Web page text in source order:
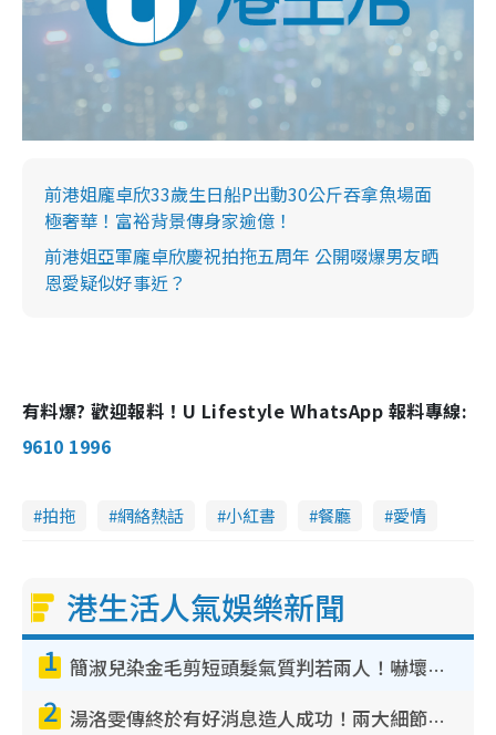
前港姐龐卓欣33歲生日船P出動30公斤吞拿魚場面
極奢華！富裕背景傳身家逾億！
前港姐亞軍龐卓欣慶祝拍拖五周年 公開啜爆男友晒
恩愛疑似好事近？
有料爆? 歡迎報料！U Lifestyle WhatsApp 報料專線:
9610 1996
拍拖 網絡熱話 小紅書 餐廳 愛情
港生活人氣娛樂新聞
1 簡淑兒染金毛剪短頭髮氣質判若兩人！嚇壞老公麥大力都認唔出：「你做咩事？」
2 湯洛雯傳終於有好消息造人成功！兩大細節曝孕味極濃惹猜測：大肚婆先會咁！